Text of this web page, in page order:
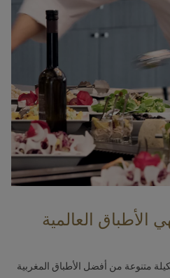
العالمية
متنوعة من أفضل الأطباق المغربية